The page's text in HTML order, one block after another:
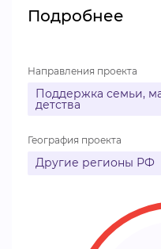
Подробнее
Направления проекта
Поддержка семьи,
детства
География проекта
Другие регионы РФ